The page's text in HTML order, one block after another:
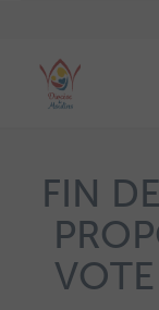
FIN
VOTE